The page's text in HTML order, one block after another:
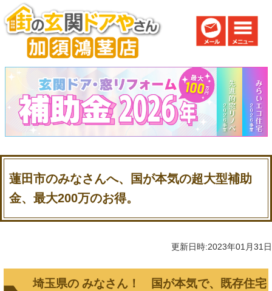
蓮田市のみなさんへ、国が本気の超大型補助
金、最大200万のお得。
更新日時:2023年01月31日
埼玉県の みなさん！ 国が本気で、既存住宅